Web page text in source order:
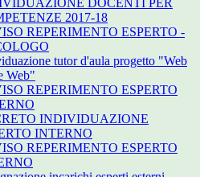
DOCENTI PER
2017-18
REPERIMENTO ESPERTO -
tutor d'aula progetto "Web
Web"
REPERIMENTO ESPERTO
INDIVIDUAZIONE
INTERNO
REPERIMENTO ESPERTO